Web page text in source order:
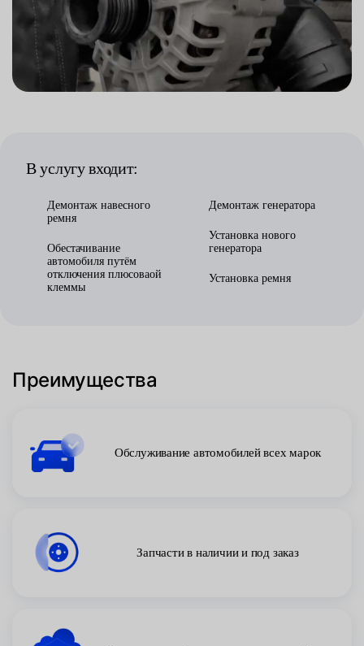
В услугу входит:
Демонтаж навесного
ремня
Обестачивание
автомобиля путём
отключения плюсоваой
клеммы
Демонтаж генератора
Установка нового
генератора
Установка ремня
Преимущества
Обслуживание автомобилей всех марок
Запчасти в наличии и под заказ